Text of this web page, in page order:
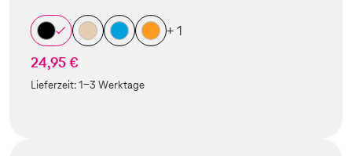
+ 1
24,95 €
Lieferzeit:1-3 Werktage